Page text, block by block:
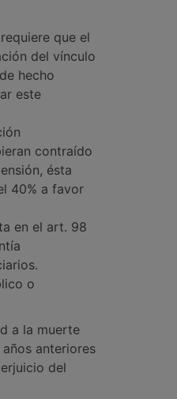
que el
del vínculo
hecho
este
contraído
ésta
40% a favor
en el art. 98
o
a la muerte
anteriores
del